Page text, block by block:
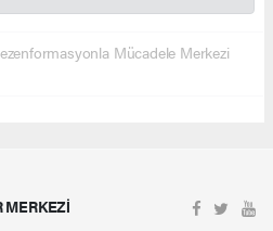
Mücadele Merkezi
MERKEZİ